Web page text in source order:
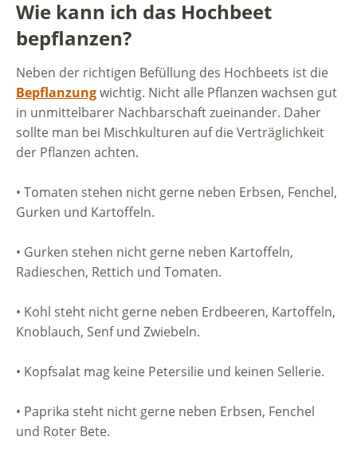
Wie kann ich das Hochbeet
bepflanzen?
Neben der richtigen Befüllung des Hochbeets ist die
Bepflanzungwichtig. Nicht alle Pflanzen wachsen gut
in unmittelbarer Nachbarschaft zueinander. Daher
sollte man bei Mischkulturen auf die Verträglichkeit
der Pflanzen achten.
• Tomaten stehen nicht gerne neben Erbsen, Fenchel,
Gurken und Kartoffeln.
• Gurken stehen nicht gerne neben Kartoffeln,
Radieschen, Rettich und Tomaten.
• Kohl steht nicht gerne neben Erdbeeren, Kartoffeln,
Knoblauch, Senf und Zwiebeln.
• Kopfsalat mag keine Petersilie und keinen Sellerie.
• Paprika steht nicht gerne neben Erbsen, Fenchel
und Roter Bete.